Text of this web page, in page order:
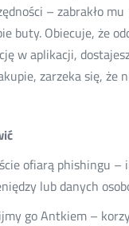
– zabrakło
buty. Obiecuje, że
w aplikacji,
zarzeka się, że
ofiarą phishingu
lub danych
go Antkiem –